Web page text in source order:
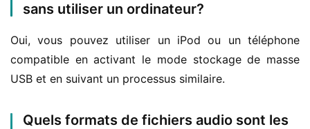
sans utiliser un ordinateur?
Oui, vous pouvez utiliser un iPod ou un téléphone
compatible en activant le mode stockage de masse
USB et en suivant un processus similaire.
Quels formats de fichiers audio sont les